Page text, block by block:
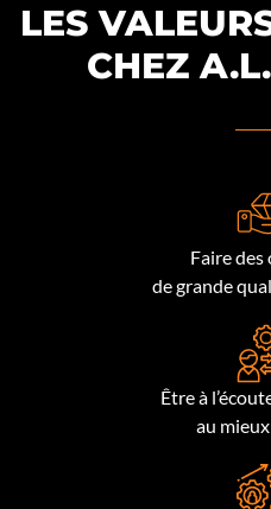
LES
CHEZ
Faire des
de grande
Être à
au